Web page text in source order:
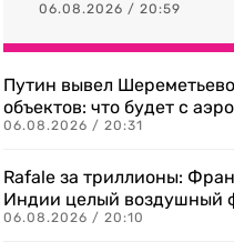
06.08.2026 / 20:59
Путин вывел
объектов: что будет с
06.08.2026 / 20:31
Rafale за триллионы:
Индии целый воздушный
06.08.2026 / 20:10